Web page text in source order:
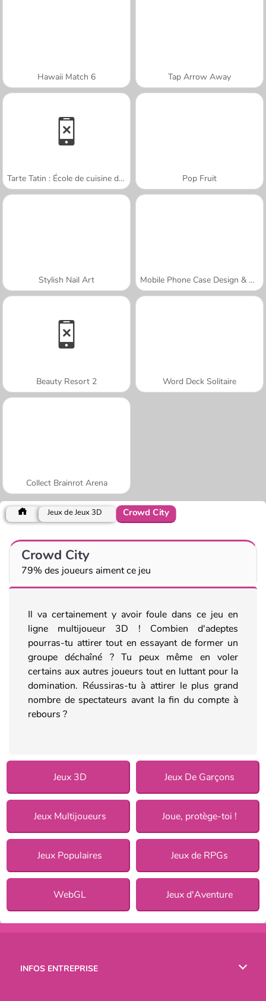
Hawaii Match 6 Tap Arrow Away
Tarte Tatin : École de cuisine de Sara Pop Fruit
Stylish Nail Art Mobile Phone Case Design & DIY
Beauty Resort 2 Word Deck Solitaire
Collect Brainrot Arena
Jeux de Jeux 3D Crowd City
Crowd City
79% des joueurs aiment ce jeu
Il va certainement y avoir foule dans ce jeu en
ligne multijoueur 3D ! Combien d'adeptes
pourras-tu attirer tout en essayant de former un
groupe déchaîné ? Tu peux même en voler
certains aux autres joueurs tout en luttant pour la
domination. Réussiras-tu à attirer le plus grand
nombre de spectateurs avant la fin du compte à
rebours ?
Jeux 3D Jeux De Garçons
Jeux Multijoueurs Joue, protège-toi !
Jeux Populaires Jeux de RPGs
WebGL Jeux d'Aventure
INFOS ENTREPRISE